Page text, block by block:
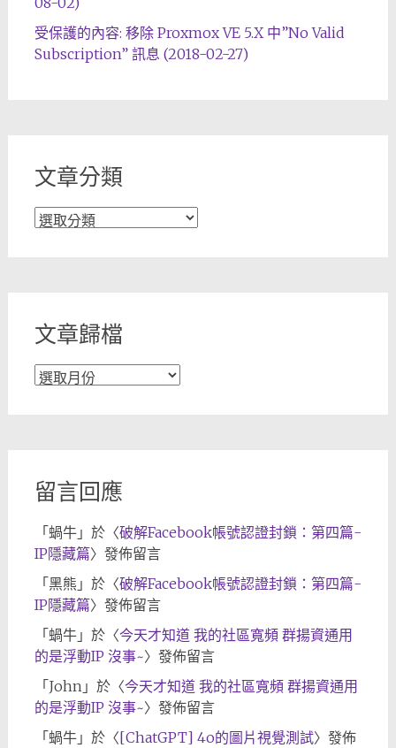
受保護的內容: 移除 Proxmox VE 5.X 中”No Valid
Subscription” 訊息 (2018-02-27)
文章分類
文
文章歸檔
文
留言回應
「蝸牛」於〈破解Facebook帳號認證封鎖：第四篇-
IP隱藏篇〉發佈留言
「黑熊 」於〈破解Facebook帳號認證封鎖：第四篇-
IP隱藏篇〉發佈留言
「蝸牛」於〈今天才知道 我的社區寬頻 群揚資通用
的是浮動IP 沒事~〉發佈留言
「John 」於〈今天才知道 我的社區寬頻 群揚資通用
的是浮動IP 沒事~〉發佈留言
「蝸牛」於〈[ChatGPT] 4o的圖片視覺測試〉發佈